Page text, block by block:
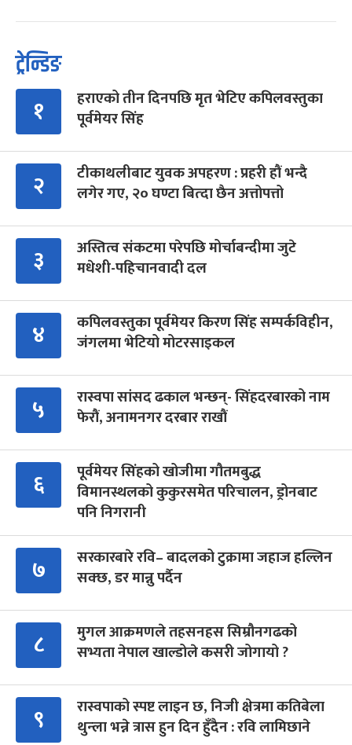
ट्रेन्डिङ
१
हराएको तीन दिनपछि मृत भेटिए कपिलवस्तुका
पूर्वमेयर सिंह
२
टीकाथलीबाट युवक अपहरण : प्रहरी हौं भन्दै
लगेर गए, २० घण्टा बित्दा छैन अत्तोपत्तो
३
अस्तित्व संकटमा परेपछि मोर्चाबन्दीमा जुटे
मधेशी-पहिचानवादी दल
४
कपिलवस्तुका पूर्वमेयर किरण सिंह सम्पर्कविहीन,
जंगलमा भेटियो मोटरसाइकल
५
रास्वपा सांसद ढकाल भन्छन्- सिंहदरबारको नाम
फेरौं, अनामनगर दरबार राखौं
६
पूर्वमेयर सिंहको खोजीमा गौतमबुद्ध
विमानस्थलको कुकुरसमेत परिचालन, ड्रोनबाट
पनि निगरानी
७
सरकारबारे रवि– बादलको टुक्रामा जहाज हल्लिन
सक्छ, डर मान्नु पर्दैन
८
मुगल आक्रमणले तहसनहस सिम्रौनगढको
सभ्यता नेपाल खाल्डोले कसरी जोगायो ?
९
रास्वपाको स्पष्ट लाइन छ, निजी क्षेत्रमा कतिबेला
थुन्ला भन्ने त्रास हुन दिन हुँदैन : रवि लामिछाने